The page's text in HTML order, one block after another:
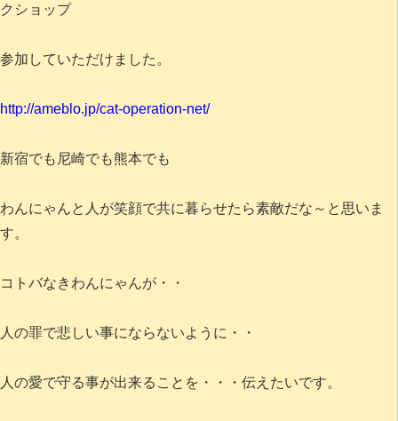
クショップ
参加していただけました。
http://ameblo.jp/cat-operation-net/
新宿でも尼崎でも熊本でも
わんにゃんと人が笑顔で共に暮らせたら素敵だな～と思いま
す。
コトバなきわんにゃんが・・
人の罪で悲しい事にならないように・・
人の愛で守る事が出来ることを・・・伝えたいです。